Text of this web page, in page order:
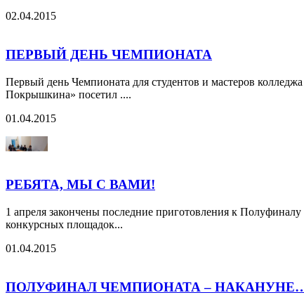
02.04.2015
ПЕРВЫЙ ДЕНЬ ЧЕМПИОНАТА
Первый день Чемпионата для студентов и мастеров
Покрышкина» посетил ....
01.04.2015
РЕБЯТА, МЫ С ВАМИ!
1 апреля закончены последние приготовления к
конкурсных площадок...
01.04.2015
ПОЛУФИНАЛ ЧЕМПИОНАТА –